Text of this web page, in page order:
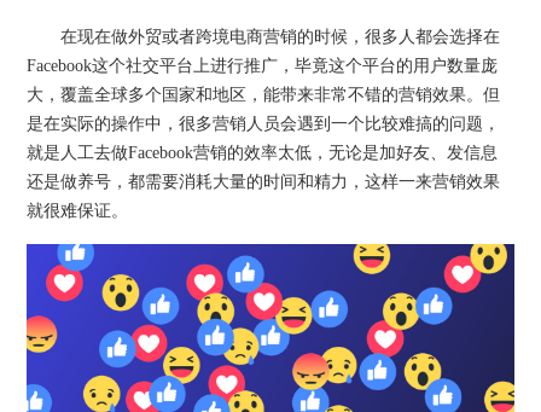
在现在做外贸或者跨境电商营销的时候，很多人都会选择在
Facebook这个社交平台上进行推广，毕竟这个平台的用户数量庞
大，覆盖全球多个国家和地区，能带来非常不错的营销效果。但
是在实际的操作中，很多营销人员会遇到一个比较难搞的问题，
就是人工去做Facebook营销的效率太低，无论是加好友、发信息
还是做养号，都需要消耗大量的时间和精力，这样一来营销效果
就很难保证。